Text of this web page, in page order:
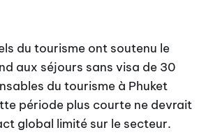
du tourisme ont soutenu le
aux séjours sans visa de 30
du tourisme à Phuket
période plus courte ne devrait
global limité sur le secteur.